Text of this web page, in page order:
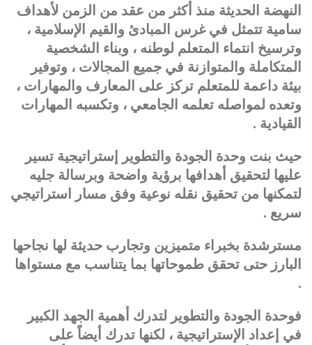
النهضة الحديثة منذ أكثر من عقد من الزمن لأهداف
سامية تتمثل في غرس المبادئ والقيم الإسلامية ،
وترسيخ انتماء المتعلم لوطنه ، وبناء الشخصية
المتكاملة والمتوازنة في جميع المجالات ، وتوفير
بيئة داعمة للمتعلم تركز على المعارف والمهارات ،
وتعده لمواصله تعلمه الجامعي ، وتكسبه المهارات
القيادية .
حيث بنت وحدة الجودة والتطوير إستراتيجية تسير
عليها لتحقيق أهدافها برؤية واضحة وبرسالة جليه
لتمكنها من تحقيق نقله نوعية وفق مسار استراتيجي
سريع .
مسترشدة بخبراء متميزين وتجارب حديثة لها نجاحها
البارز حتى تحقق طموحاتها بما يتناسب مع مستواها
.
فوحدة الجودة والتطوير لتدرك أهمية الجهد الكبير
في إعداد الإستراتيجية ، لكنها تدرك أيضاً على